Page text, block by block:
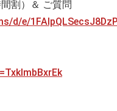
割）＆ ご質問
e/